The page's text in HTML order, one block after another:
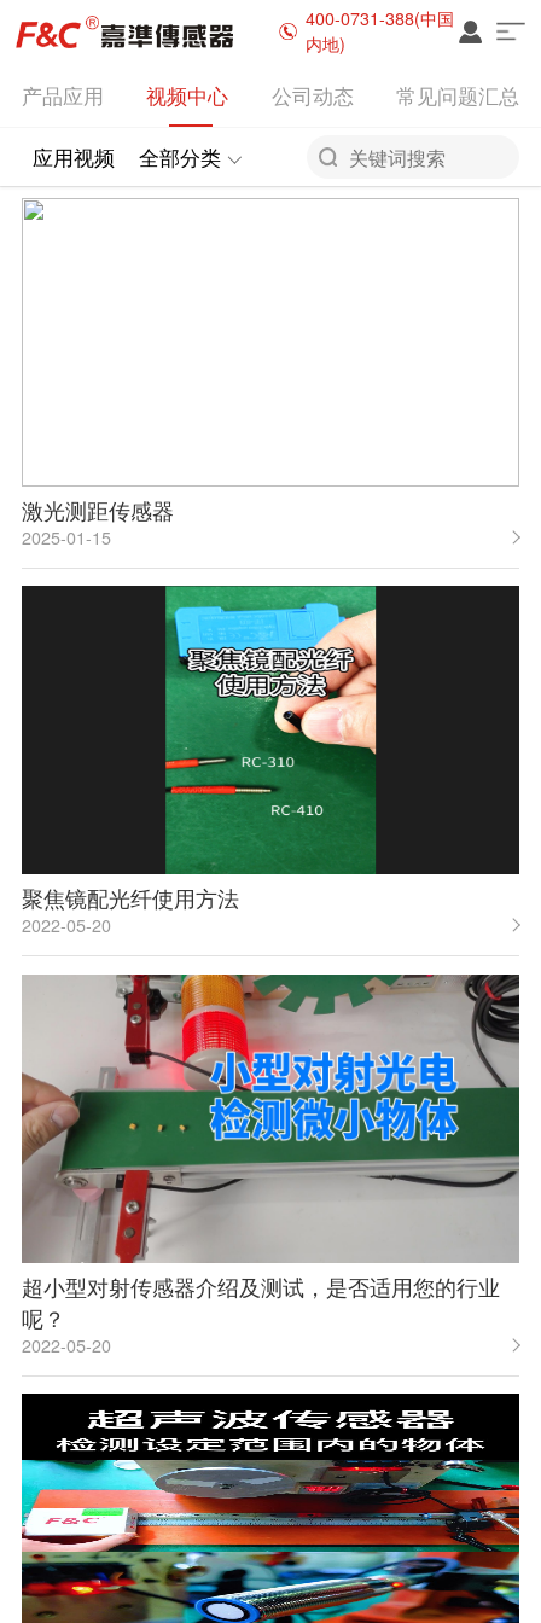
400-0731-388(中国
内地)
产品应用 视频中心 公司动态 常见问题汇总
激光测距传感器
2025-01-15
聚焦镜配光纤使用方法
2022-05-20
超小型对射传感器介绍及测试，是否适用您的行业
呢？
2022-05-20